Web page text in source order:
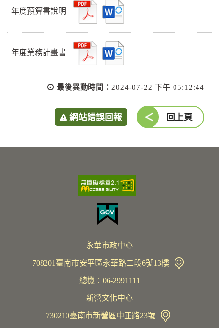
年度預算書說明
年度業務計畫書
最後異動時間： 2024-07-22 下午 05:12:44
網站錯誤回報 回上頁
永華市政中心
708201臺南市安平區永華路二段6號13樓
總機︰06-2991111
新營文化中心
730210臺南市新營區中正路23號